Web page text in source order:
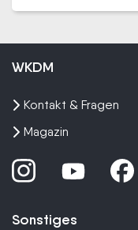
WKDM
Kontakt & Fragen
Magazin
Sonstiges